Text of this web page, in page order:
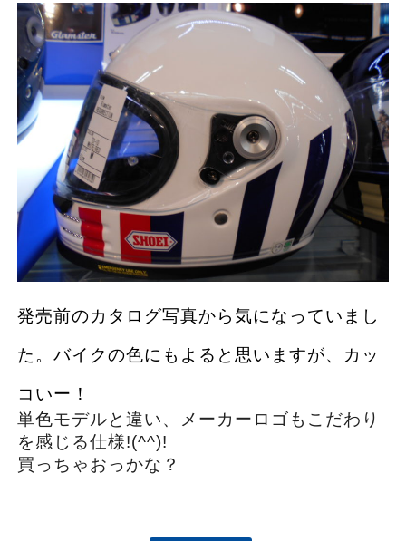
発売前のカタログ写真から気になっていまし
た。バイクの色にもよると思いますが、カッ
コいー！
単色モデルと違い、メーカーロゴもこだわり
を感じる仕様!(^^)!
買っちゃおっかな？